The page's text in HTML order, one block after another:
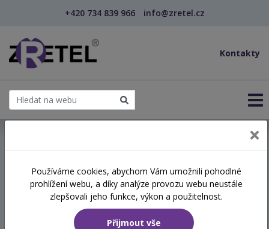
+420 734 839 966 info@zretel.cz
Kontakty
Praxe dluhového
poradenství
Používáme cookies, abychom Vám umožnili pohodlné
prohlížení webu, a díky analýze provozu webu neustále
zlepšovali jeho funkce, výkon a použitelnost.
Přijmout vše